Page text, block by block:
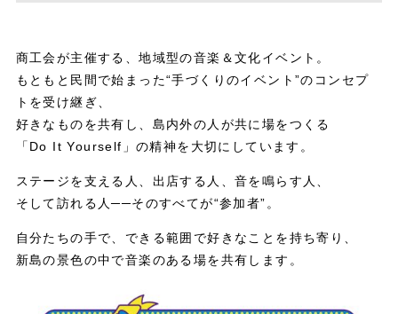
商工会が主催する、地域型の音楽＆文化イベント。
もともと民間で始まった“手づくりのイベント”のコンセプ
トを受け継ぎ、
好きなものを共有し、島内外の人が共に場をつくる
「Do It Yourself」の精神を大切にしています。
ステージを支える人、出店する人、音を鳴らす人、
そして訪れる人──そのすべてが“参加者”。
自分たちの手で、できる範囲で好きなことを持ち寄り、
新島の景色の中で音楽のある場を共有します。